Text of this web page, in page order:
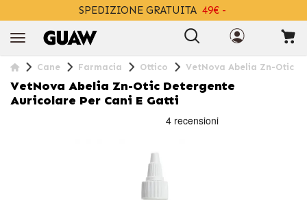
SPEDIZIONE GRATUITA 49€ -
Cane Farmacia Ottico VetNova Abelia Zn-Otic
VetNova Abelia Zn-Otic Detergente
Auricolare Per Cani E Gatti